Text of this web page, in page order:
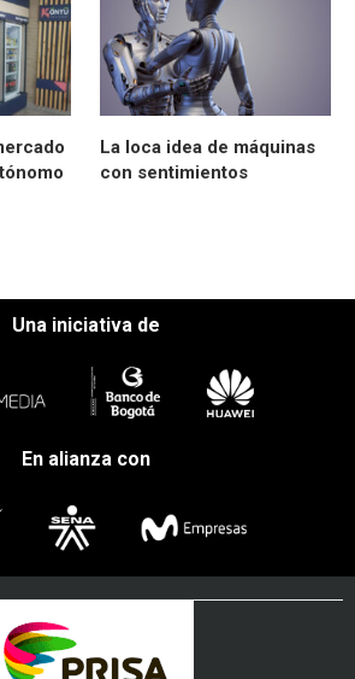
La loca idea de máquinas
con sentimientos
Una iniciativa de
En alianza con